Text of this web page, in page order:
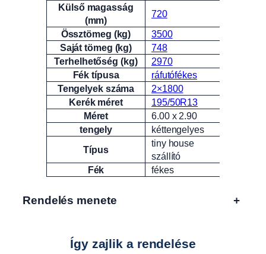
Külső magasság
(mm)
720
Össztömeg (kg)
3500
Saját tömeg (kg)
748
Terhelhetőség (kg)
2970
Fék típusa
ráfutófékes
Tengelyek száma
2×1800
Kerék méret
195/50R13
Méret
6.00 x 2.90
tengely
kéttengelyes
Típus
tiny house
szállító
Fék
fékes
Rendelés menete +
Így zajlik a rendelése